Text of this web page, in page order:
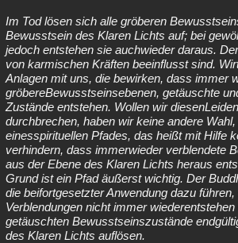
Im Tod lösen sich alle gröberen
Bewusstsein des Klaren Lichts auf; bei
jedoch entstehen sie auchwieder daraus.
von karmischen Kräften beeinflusst sind.
Anlagen mit uns, die bewirken, dass immer
gröbereBewusstseinsebenen, getäuschte
Zustände entstehen. Wollen wir
durchbrechen, haben wir keine andere
einesspirituellen Pfades, das heißt mit Hilfe
verhindern, dass immerwieder verblendete
aus der Ebene des Klaren Lichts heraus
Grund ist ein Pfad äußerst wichtig. Der
die beifortgesetzter Anwendung dazu
Verblendungen nicht immer
getäuschten Bewusstseinszustände
des Klaren Lichts auflösen.